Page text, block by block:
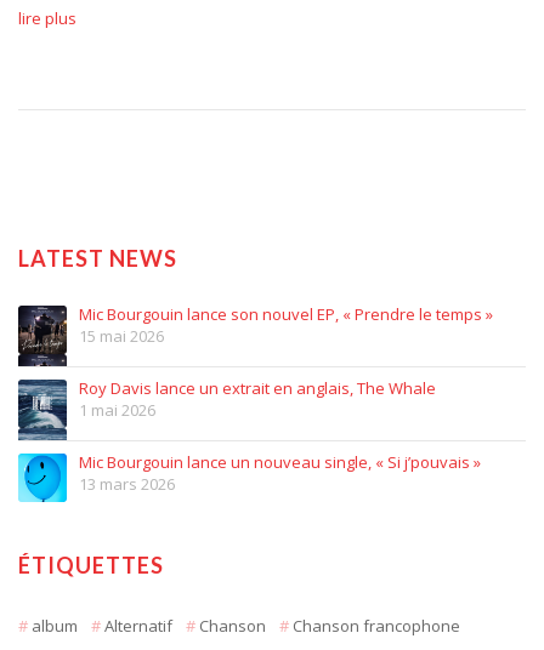
lire plus
LATEST NEWS
Mic Bourgouin lance son nouvel EP, « Prendre le temps »
15 mai 2026
Roy Davis lance un extrait en anglais, The Whale
1 mai 2026
Mic Bourgouin lance un nouveau single, « Si j’pouvais »
13 mars 2026
ÉTIQUETTES
album Alternatif Chanson
Chanson francophone